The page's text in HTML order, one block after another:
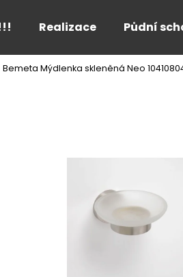
Realizace Půdní
Bemeta Mýdlenka skleněná Neo
Co potřebujete najít?
Doporučujeme